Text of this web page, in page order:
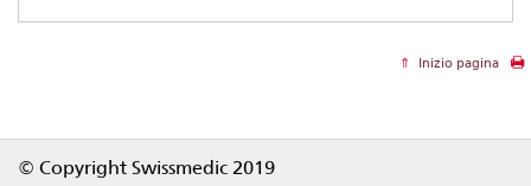
Inizio pagina
© Copyright Swissmedic 2019